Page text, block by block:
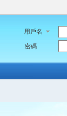
用戶名
密碼